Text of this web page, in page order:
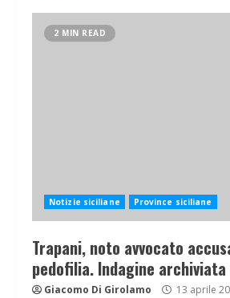
2 MIN READ
Notizie siciliane Province siciliane
Trapani, noto avvocato
pedofilia. Indagine archiviata
Giacomo Di Girolamo 13 aprile